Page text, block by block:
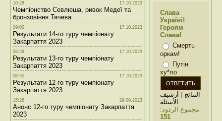
10:28 17.10.2023
Чемпіонство Севлюша, ривок Медеї та
бронзовіння Тячева
09:00 17.10.2023
Результати 14-го туру чемпіонату
Закарпаття 2023
08:59 17.10.2023
Результати 13-го туру чемпіонату
Закарпаття 2023
08:55 17.10.2023
Результати 12-го туру чемпіонату
Закарпаття 2023
15:28 29.09.2023
Анонс 12-го туру чемпіонату Закарпаття
2023
Слава
Україні!
Героям
Слава!
Смерть
оркам!
Путін
ху*ло
النتائج | أرشيف
الأسئلة
مجموع الردود:
151